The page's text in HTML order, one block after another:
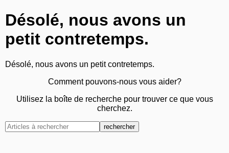
Désolé, nous avons un
petit contretemps.
Désolé, nous avons un petit contretemps.
Comment pouvons-nous vous aider?
Utilisez la boîte de recherche pour trouver ce que vous
cherchez.
rechercher